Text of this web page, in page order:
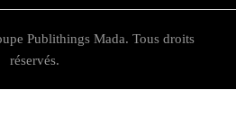
Publithings Mada. Tous droits
réservés.